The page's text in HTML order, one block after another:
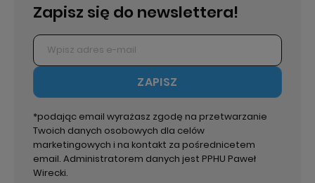
Zapisz się do newslettera!
ZAPISZ
*podając email wyrażasz zgodę na przetwarzanie
Twoich danych osobowych dla celów
marketingowych i na kontakt za pośrednicetem
email. Administratorem danych jest PPHU Paweł
Wirecki.